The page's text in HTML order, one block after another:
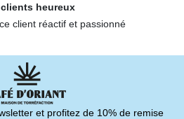
heureux
client réactif et passionné
et profitez de 10% de remise